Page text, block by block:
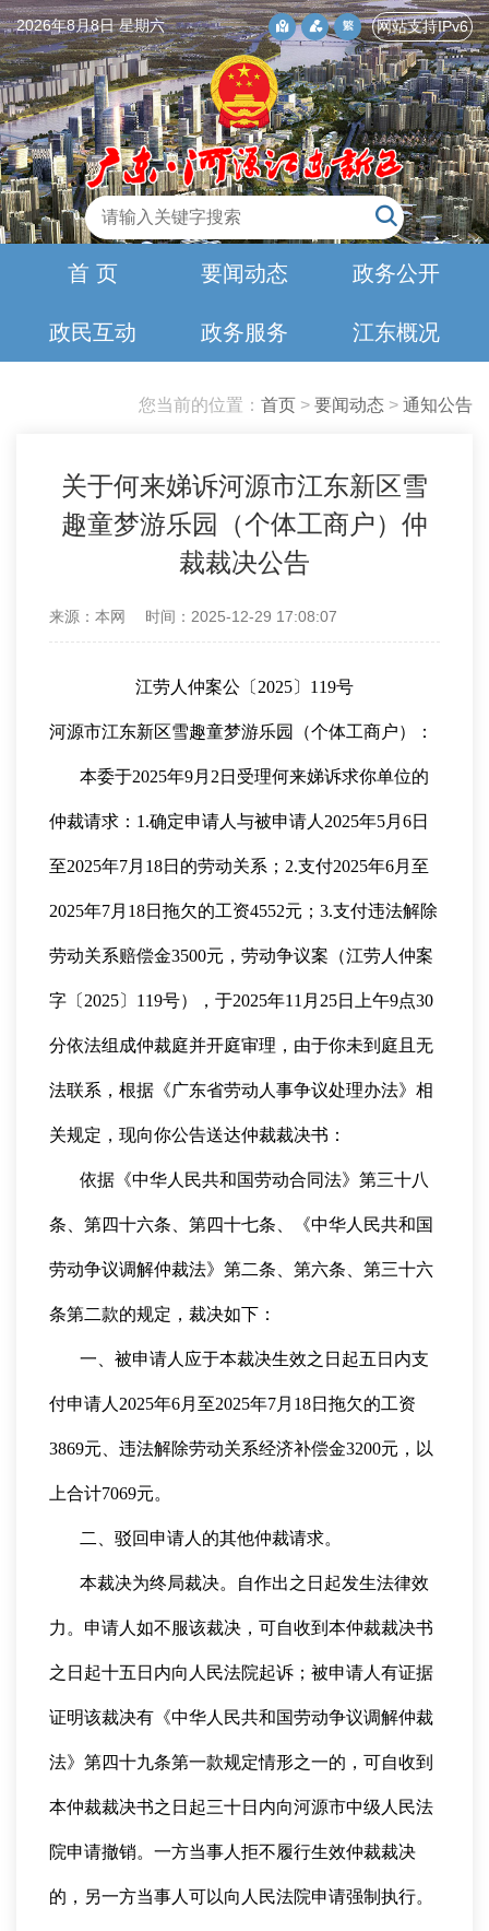
2026年8月8日 星期六 网站支持IPv6
首 页 要闻动态 政务公开
政民互动 政务服务 江东概况
您当前的位置： 首页 > 要闻动态 > 通知公告
关于何来娣诉河源市江东新区雪
趣童梦游乐园（个体工商户）仲
裁裁决公告
来源：本网 时间：2025-12-29 17:08:07
江劳人仲案公〔2025〕119号
河源市江东新区雪趣童梦游乐园（个体工商户）：
本委于2025年9月2日受理何来娣诉求你单位的
仲裁请求：1.确定申请人与被申请人2025年5月6日
至2025年7月18日的劳动关系；2.支付2025年6月至
2025年7月18日拖欠的工资4552元；3.支付违法解除
劳动关系赔偿金3500元，劳动争议案（江劳人仲案
字〔2025〕119号），于2025年11月25日上午9点30
分依法组成仲裁庭并开庭审理，由于你未到庭且无
法联系，根据《广东省劳动人事争议处理办法》相
关规定，现向你公告送达仲裁裁决书：
依据《中华人民共和国劳动合同法》第三十八
条、第四十六条、第四十七条、《中华人民共和国
劳动争议调解仲裁法》第二条、第六条、第三十六
条第二款的规定，裁决如下：
一、被申请人应于本裁决生效之日起五日内支
付申请人2025年6月至2025年7月18日拖欠的工资
3869元、违法解除劳动关系经济补偿金3200元，以
上合计7069元。
二、驳回申请人的其他仲裁请求。
本裁决为终局裁决。自作出之日起发生法律效
力。申请人如不服该裁决，可自收到本仲裁裁决书
之日起十五日内向人民法院起诉；被申请人有证据
证明该裁决有《中华人民共和国劳动争议调解仲裁
法》第四十九条第一款规定情形之一的，可自收到
本仲裁裁决书之日起三十日内向河源市中级人民法
院申请撤销。一方当事人拒不履行生效仲裁裁决
的，另一方当事人可以向人民法院申请强制执行。